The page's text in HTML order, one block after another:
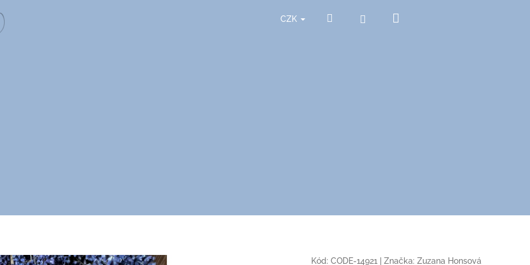
CZK Hledat Přihlášení
Kód: CODE-14921 Značka: Zuzana Honsová